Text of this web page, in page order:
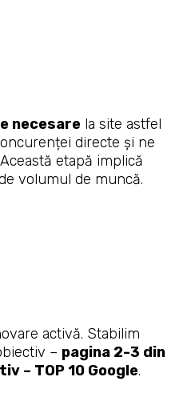
necesare la site astfel
directe și ne
etapă implică
volumul de muncă.
activă. Stabilim
– pagina 2-3 din
– TOP 10 Google.